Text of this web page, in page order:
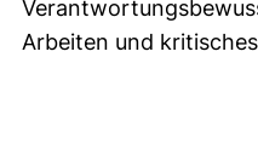
Arbeiten und